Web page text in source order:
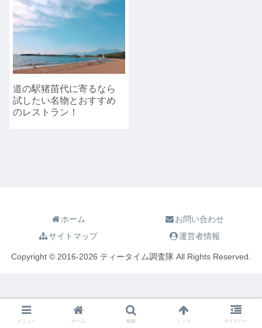
道の駅猪苗代に寄るなら
試したい名物とおすすめ
のレストラン！
ホーム
お問い合わせ
サイトマップ
運営者情報
Copyright © 2016-2026 ティータイム調査隊 All Rights Reserved.
メニュー ホーム 検索 トップ サイドバー